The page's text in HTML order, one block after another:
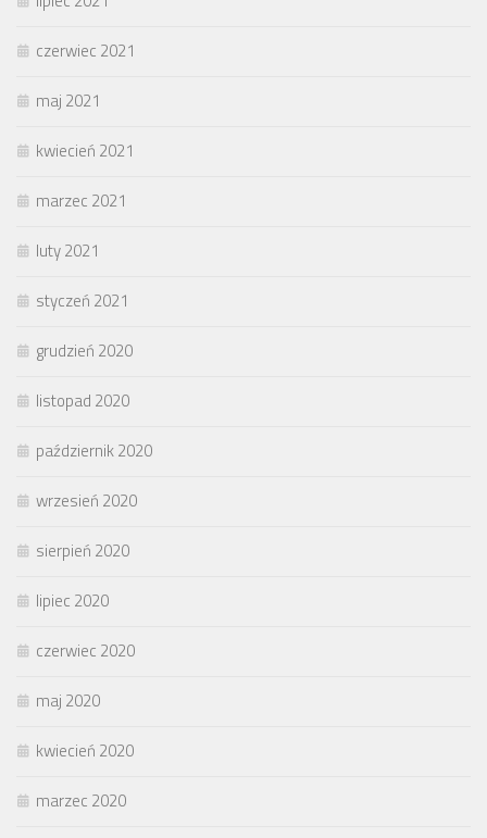
czerwiec 2021
maj 2021
kwiecień 2021
marzec 2021
luty 2021
styczeń 2021
grudzień 2020
listopad 2020
październik 2020
wrzesień 2020
sierpień 2020
lipiec 2020
czerwiec 2020
maj 2020
kwiecień 2020
marzec 2020